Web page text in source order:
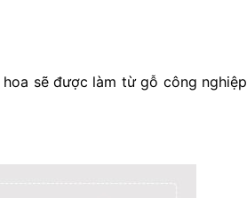
sẽ được làm từ gỗ công nghiệp